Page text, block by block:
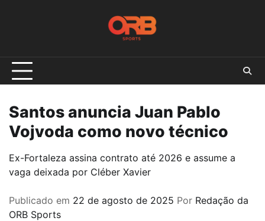
Santos anuncia Juan Pablo
Vojvoda como novo técnico
Ex-Fortaleza assina contrato até 2026 e assume a
vaga deixada por Cléber Xavier
Publicado em 22 de agosto de 2025 Por Redação da
ORB Sports